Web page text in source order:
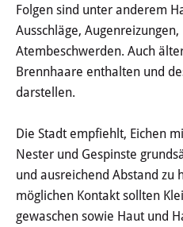
Folgen sind unter anderem
Ausschläge,
Atembeschwerden. Auch
Brennhaare enthalten und
darstellen.
Die Stadt empfiehlt, Eichen
Nester und Gespinste
und ausreichend Abstand zu
möglichen Kontakt sollten
gewaschen sowie Haut und
Übernachten & Gastronomie
Sehenswürdigkeiten
Stadtführungen
Stadtgeschichte
Hessische Apfelwein- und
Obstwiesenroute